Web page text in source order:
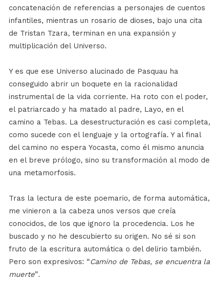
concatenación de referencias a personajes de cuentos
infantiles, mientras un rosario de dioses, bajo una cita
de Tristan Tzara, terminan en una expansión y
multiplicación del Universo.
Y es que ese Universo alucinado de Pasquau ha
conseguido abrir un boquete en la racionalidad
instrumental de la vida corriente. Ha roto con el poder,
el patriarcado y ha matado al padre, Layo, en el
camino a Tebas. La desestructuración es casi completa,
como sucede con el lenguaje y la ortografía. Y al final
del camino no espera Yocasta, como él mismo anuncia
en el breve prólogo, sino su transformación al modo de
una metamorfosis.
Tras la lectura de este poemario, de forma automática,
me vinieron a la cabeza unos versos que creía
conocidos, de los que ignoro la procedencia. Los he
buscado y no he descubierto su origen. No sé si son
fruto de la escritura automática o del delirio también.
Pero son expresivos: “Camino de Tebas, se encuentra la
muerte”.